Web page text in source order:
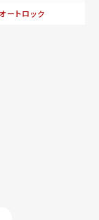
オートロック